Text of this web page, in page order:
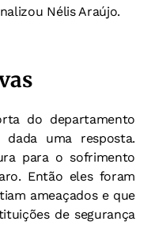
Nélis Araújo.
do departamento
dada uma resposta.
para o sofrimento
Então eles foram
ameaçados e que
de segurança